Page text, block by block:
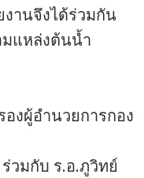
านจึงได้ร่วมกัน
มแหล่งต้นน้ำ
งผู้อำนวยการกอง
วมกับ ร.อ.ภูวิทย์